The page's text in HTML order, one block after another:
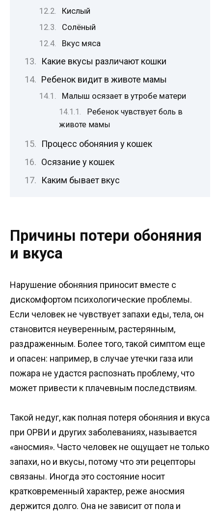
Кислый
Солёный
Вкус мяса
Какие вкусы различают кошки
Ребенок видит в животе мамы
Малыш осязает в утробе матери
Ребенок чувствует боль в
животе мамы
Процесс обоняния у кошек
Осязание у кошек
Каким бывает вкус
Причины потери обоняния
и вкуса
Нарушение обоняния приносит вместе с
дискомфортом психологические проблемы.
Если человек не чувствует запахи еды, тела, он
становится неуверенным, растерянным,
раздраженным. Более того, такой симптом еще
и опасен: например, в случае утечки газа или
пожара не удастся распознать проблему, что
может привести к плачевным последствиям.
Такой недуг, как полная потеря обоняния и вкуса
при ОРВИ и других заболеваниях, называется
«аносмия». Часто человек не ощущает не только
запахи, но и вкусы, потому что эти рецепторы
связаны. Иногда это состояние носит
кратковременный характер, реже аносмия
держится долго. Она не зависит от пола и